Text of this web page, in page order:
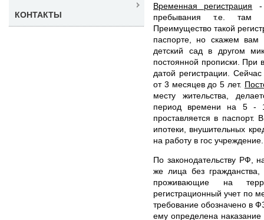
Временная регистрация -
пребывания т.е. там
Преимущество такой
паспорте, но скажем вам
детский сад в другом
постоянной прописки.
датой регистрации.
от 3 месяцев до 5 лет.
месту жительства,
период времени на 5 -
проставляется в паспорт.
ипотеки, внушительных
на работу в гос учреждение.
По законодательству РФ,
же лица без
проживающие на
регистрационный учет по
требование обозначено в
ему определена
КОНТАКТЫ